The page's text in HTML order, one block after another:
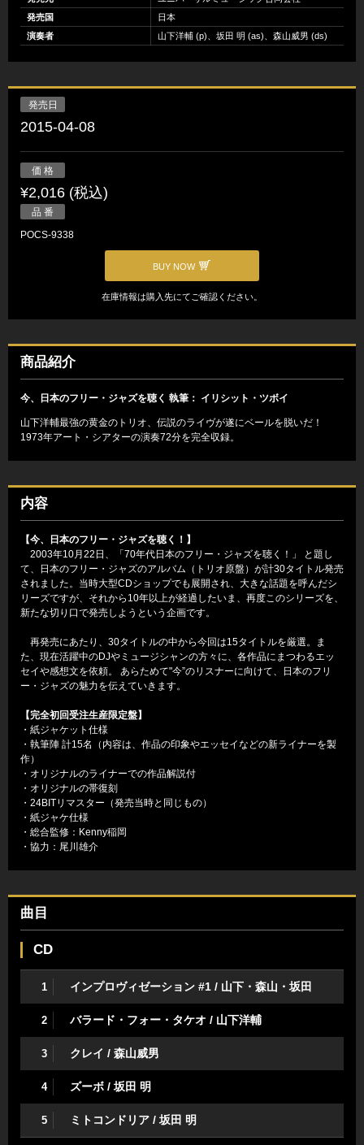
発売国
日本
演奏者
山下洋輔 (p)、坂田 明 (as)、森山威男 (ds)
発売日
2015-04-08
価 格
¥2,016 (税込)
品 番
POCS-9338
BUY NOW
在庫情報は購入先にてご確認ください。
商品紹介
今、日本のフリー・ジャズを聴く 執筆： イリシット・ツボイ
山下洋輔最強の黄金のトリオ、伝説のライヴが遂にベールを脱いだ！
1973年アート・シアターの演奏72分を完全収録。
内容
【今、日本のフリー・ジャズを聴く！】
2003年10月22日、「70年代日本のフリー・ジャズを聴く！」 と題し
て、日本のフリー・ジャズのアルバム（トリオ原盤）が計30タイトル発売
されました。当時大型CDショップでも展開され、大きな話題を呼んだシ
リーズですが、それから10年以上が経過したいま、再度このシリーズを、
新たな切り口で発売しようという企画です。
再発売にあたり、30タイトルの中から今回は15タイトルを厳選。ま
た、現在活躍中のDJやミュージシャンの方々に、各作品にまつわるエッ
セイや感想文を依頼。 あらためて"今”のリスナーに向けて、日本のフリ
ー・ジャズの魅力を伝えていきます。
【完全初回受注生産限定盤】
・紙ジャケット仕様
・執筆陣 計15名（内容は、作品の印象やエッセイなどの新ライナーを製
作）
・オリジナルのライナーでの作品解説付
・オリジナルの帯復刻
・24BITリマスター（発売当時と同じもの）
・紙ジャケ仕様
・総合監修：Kenny稲岡
・協力：尾川雄介
曲目
CD
1 インプロヴィゼーション #1 / 山下・森山・坂田
2 バラード・フォー・タケオ / 山下洋輔
3 クレイ / 森山威男
4 ズーボ / 坂田 明
5 ミトコンドリア / 坂田 明